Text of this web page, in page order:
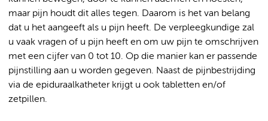
maar pijn houdt dit alles tegen. Daarom is het van belang
dat u het aangeeft als u pijn heeft. De verpleegkundige zal
u vaak vragen of u pijn heeft en om uw pijn te omschrijven
met een cijfer van 0 tot 10. Op die manier kan er passende
pijnstilling aan u worden gegeven. Naast de pijnbestrijding
via de epiduraalkatheter krijgt u ook tabletten en/of
zetpillen.